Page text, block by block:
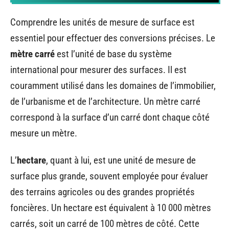
Comprendre les unités de mesure de surface est
essentiel pour effectuer des conversions précises. Le
mètre carré est l’unité de base du système
international pour mesurer des surfaces. Il est
couramment utilisé dans les domaines de l’immobilier,
de l’urbanisme et de l’architecture. Un mètre carré
correspond à la surface d’un carré dont chaque côté
mesure un mètre.
L’hectare, quant à lui, est une unité de mesure de
surface plus grande, souvent employée pour évaluer
des terrains agricoles ou des grandes propriétés
foncières. Un hectare est équivalent à 10 000 mètres
carrés, soit un carré de 100 mètres de côté. Cette